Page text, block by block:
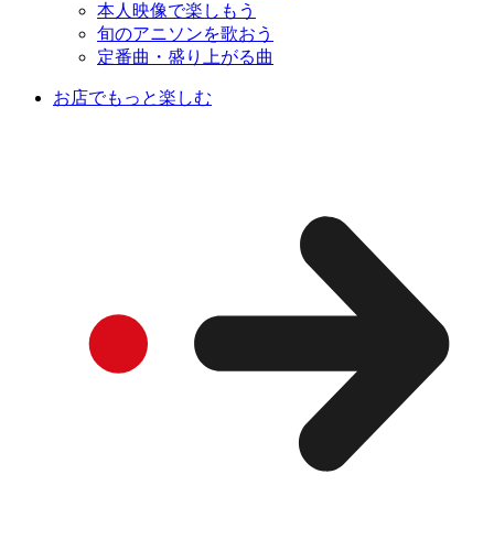
本人映像で楽しもう
旬のアニソンを歌おう
定番曲・盛り上がる曲
お店でもっと楽しむ